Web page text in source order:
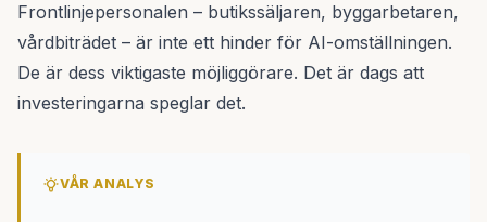
Frontlinjepersonalen – butikssäljaren, byggarbetaren,
vårdbiträdet – är inte ett hinder för AI-omställningen.
De är dess viktigaste möjliggörare. Det är dags att
investeringarna speglar det.
VÅR ANALYS